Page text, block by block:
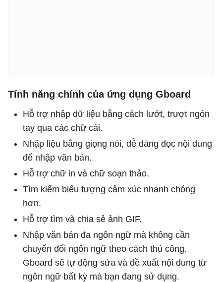
Tính năng chính của ứng dụng Gboard
Hỗ trợ nhập dữ liệu bằng cách lướt, trượt ngón
tay qua các chữ cái.
Nhập liệu bằng giọng nói, dễ dàng đọc nội dung
để nhập văn bản.
Hỗ trợ chữ in và chữ soạn thảo.
Tìm kiếm biểu tượng cảm xúc nhanh chóng
hơn.
Hỗ trợ tìm và chia sẻ ảnh GIF.
Nhập văn bản đa ngôn ngữ mà không cần
chuyển đổi ngôn ngữ theo cách thủ công.
Gboard sẽ tự động sửa và đề xuất nội dung từ
ngôn ngữ bất kỳ mà bạn đang sử dụng.